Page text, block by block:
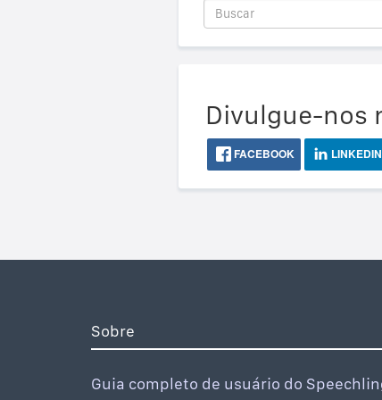
Divulgue-nos
FACEBOOK LINKEDIN
Sobre
Guia completo de usuário do